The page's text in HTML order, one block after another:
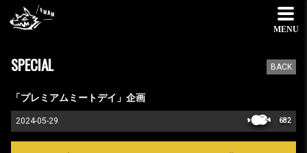
MENU
SPECIAL BACK
「プレミアムミートデイ」企画
2024-05-29 682